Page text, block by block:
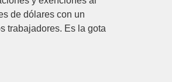
de dólares con un
trabajadores. Es la gota